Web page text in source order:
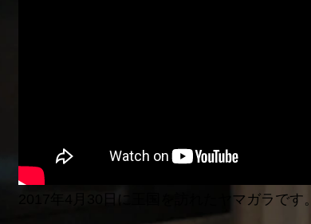
2017年4月30日に王国を訪れたヤマガラです。